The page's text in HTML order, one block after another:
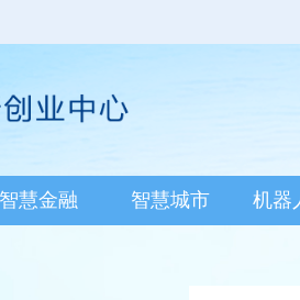
智慧金融 智慧城市 机器